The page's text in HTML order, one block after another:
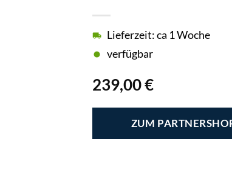
239,00€
Lieferzeit: ca 1 Woche
verfügbar
ZUM